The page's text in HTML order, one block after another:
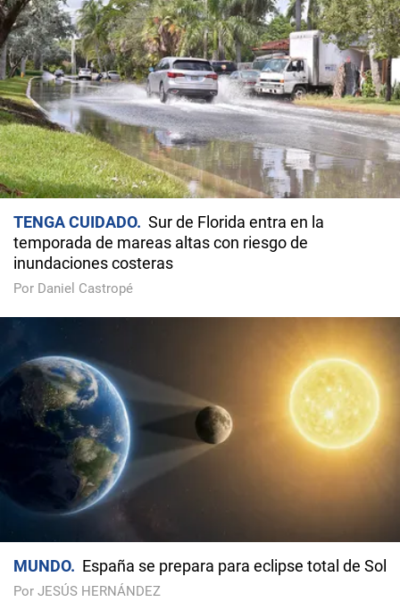
TENGA CUIDADO
Sur de Florida entra en la
temporada de mareas altas con riesgo de
inundaciones costeras
Por Daniel Castropé
MUNDO España se prepara para eclipse total de Sol
Por JESÚS HERNÁNDEZ